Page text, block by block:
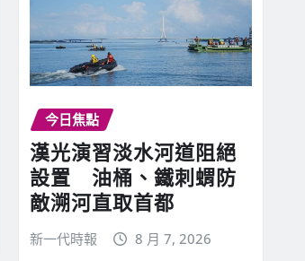
今日焦點
漢光演習淡水河道阻絕
設置 油桶、鐵刺蝟防
敵溯河直取首都
新一代時報 8 月 7, 2026